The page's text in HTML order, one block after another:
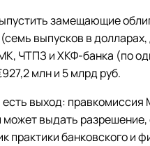
замещающие
выпусков в долларах,
ЧТПЗ и ХКФ-банка (по
млн и 5 млрд руб.
выход:
выдать
банковского и